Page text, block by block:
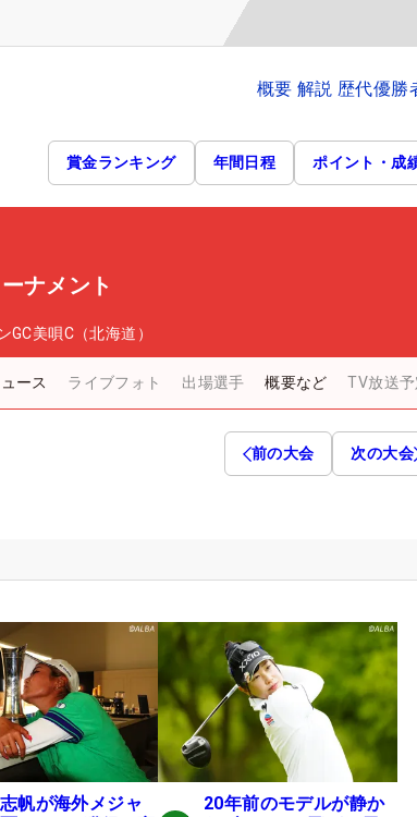
概要 解説 歴代優勝
賞金ランキング 年間日程 ポイント・成
ナメント
GC美唄C（北海道）
ース ライブフォト 出場選手 概要など TV放送予
前の大会 次の大会
帆が海外メジャ
20年前のモデルが静か